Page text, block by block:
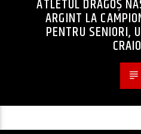
ATLETUL DRAGOȘ
ARGINT LA
PENTRU SENIORI,